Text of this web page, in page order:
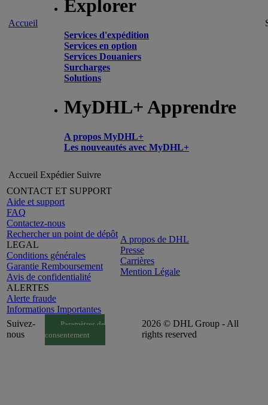
Accueil
Explorer
Services d'expédition
Services en option
Services Douaniers
Surcharges
Solutions
MyDHL+ Apprendre
A propos MyDHL+
Les nouveautés avec MyDHL+
Accueil Expédier Suivre
CONTACT ET SUPPORT
Aide et support
FAQ
Contactez-nous
Rechercher un point de dépôt
LEGAL
Conditions générales
Garantie Remboursement
Avis de confidentialité
ALERTES
Alerte fraude
Informations Importantes
A propos de DHL
Presse
Carrières
Mention Légale
Suivez-
nous
Paramètres de
consentement
2026 © DHL Group - All
rights reserved